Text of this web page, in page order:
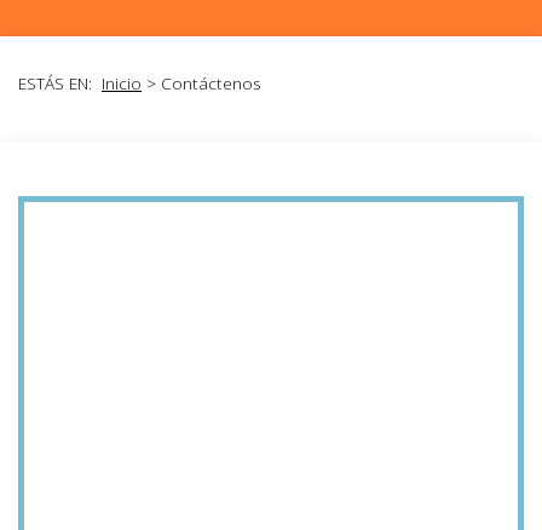
ESTÁS EN: Inicio > Contáctenos